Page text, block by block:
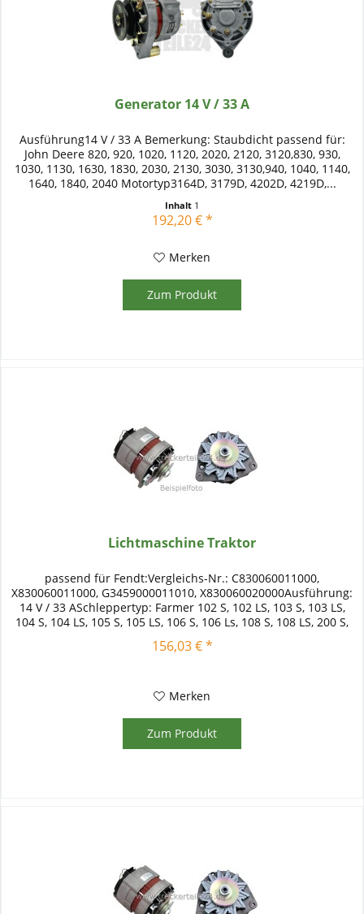
Generator 14 V / 33 A
Ausführung14 V / 33 A Bemerkung: Staubdicht passend für:
John Deere 820, 920, 1020, 1120, 2020, 2120, 3120,830, 930,
1030, 1130, 1630, 1830, 2030, 2130, 3030, 3130,940, 1040, 1140,
1640, 1840, 2040 Motortyp3164D, 3179D, 4202D, 4219D,...
Inhalt 1
192,20 € *
Merken
Zum Produkt
Lichtmaschine Traktor
passend für Fendt:Vergleichs-Nr.: C830060011000,
X830060011000, G3459000011010, X830060020000Ausführung:
14 V / 33 ASchleppertyp: Farmer 102 S, 102 LS, 103 S, 103 LS,
104 S, 104 LS, 105 S, 105 LS, 106 S, 106 Ls, 108 S, 108 LS, 200 S,
156,03 € *
Merken
Zum Produkt